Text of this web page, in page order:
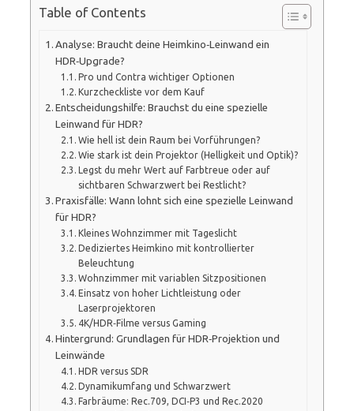
Table of Contents
Analyse: Braucht deine Heimkino‑Leinwand ein
HDR‑Upgrade?
Pro und Contra wichtiger Optionen
Kurzcheckliste vor dem Kauf
Entscheidungshilfe: Brauchst du eine spezielle
Leinwand für HDR?
Wie hell ist dein Raum bei Vorführungen?
Wie stark ist dein Projektor (Helligkeit und Optik)?
Legst du mehr Wert auf Farbtreue oder auf
sichtbaren Schwarzwert bei Restlicht?
Praxisfälle: Wann lohnt sich eine spezielle Leinwand
für HDR?
Kleines Wohnzimmer mit Tageslicht
Dediziertes Heimkino mit kontrollierter
Beleuchtung
Wohnzimmer mit variablen Sitzpositionen
Einsatz von hoher Lichtleistung oder
Laserprojektoren
4K/HDR‑Filme versus Gaming
Hintergrund: Grundlagen für HDR‑Projektion und
Leinwände
HDR versus SDR
Dynamikumfang und Schwarzwert
Farb­räume: Rec.709, DCI‑P3 und Rec.2020